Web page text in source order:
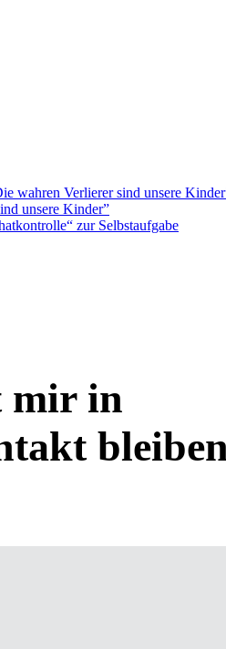
wahren Verlierer sind unsere
unsere Kinder”
zur Selbstaufgabe
mir in